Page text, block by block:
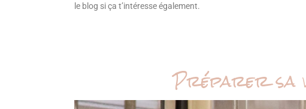
le blog si ça t’intéresse également.
Préparer sa